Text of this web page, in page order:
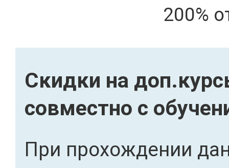
200%
Скидки на
совместно с
При прохождении